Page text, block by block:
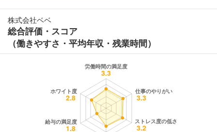
株式会社ベベ
総合評価・スコア
（働きやすさ・平均年収・残業時間）